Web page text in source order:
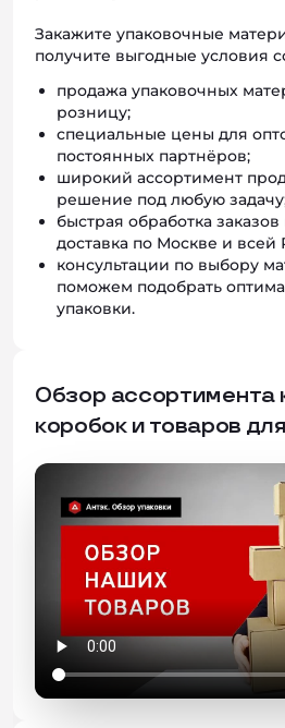
Закажите упаковочные
получите выгодные условия
продажа упаковочных
розницу;
специальные цены для
постоянных партнёров;
широкий ассортимент
решение под любую
быстрая обработка
доставка по Москве и всей
консультации по выбору
поможем подобрать
упаковки.
Обзор ассортимента
коробок и товаров